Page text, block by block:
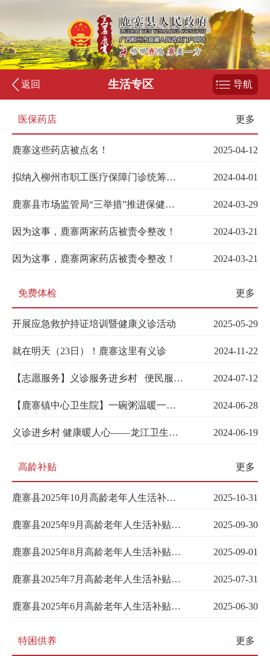
返回 生活专区 导航
医保药店 更多
鹿寨这些药店被点名！ 2025-04-12
拟纳入柳州市职工医疗保障门诊统筹管理定点零售药店公示 2024-04-01
鹿寨县市场监管局“三举措”推进保健食品专柜（专区）规范提升工作 2024-03-29
因为这事，鹿寨两家药店被责令整改！ 2024-03-21
因为这事，鹿寨两家药店被责令整改！ 2024-03-21
免费体检 更多
开展应急救护持证培训暨健康义诊活动 2025-05-29
就在明天（23日）！鹿寨这里有义诊 2024-11-22
【志愿服务】义诊服务进乡村 便民服务暖人心 2024-07-12
【鹿寨镇中心卫生院】一碗粥温暖一座城 2024-06-28
义诊进乡村 健康暖人心——龙江卫生院开展健康义诊活动 2024-06-19
高龄补贴 更多
鹿寨县2025年10月高龄老年人生活补贴发放名单 2025-10-31
鹿寨县2025年9月高龄老年人生活补贴发放名单 2025-09-30
鹿寨县2025年8月高龄老年人生活补贴发放名单 2025-09-01
鹿寨县2025年7月高龄老年人生活补贴发放名单 2025-07-31
鹿寨县2025年6月高龄老年人生活补贴发放名单 2025-06-30
特困供养 更多